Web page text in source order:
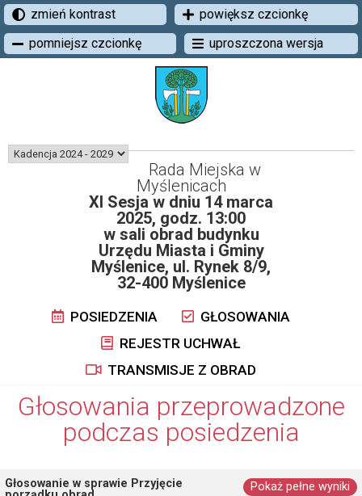
zmień kontrast
powiększ czcionkę
pomniejsz czcionkę
uproszczona wersja
Rada Miejska w
Myślenicach
XI Sesja w dniu 14 marca
2025, godz. 13:00
w sali obrad budynku
Urzędu Miasta i Gminy
Myślenice, ul. Rynek 8/9,
32-400 Myślenice
POSIEDZENIA
GŁOSOWANIA
REJESTR UCHWAŁ
TRANSMISJE Z OBRAD
Głosowania przeprowadzone
podczas posiedzenia
Pokaż pełne wyniki
Głosowanie w sprawie Przyjęcie